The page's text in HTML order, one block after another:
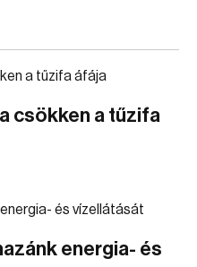
csökken a tűzifa
energia- és